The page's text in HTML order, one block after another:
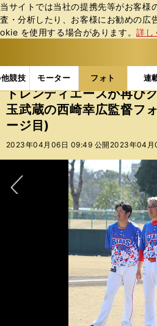
当サイトでは当社の提携先等がお客様
査・分析したり、お客様にお勧めの広
okie を使⽤する場合があります。詳し
競技 モーター フォト 連
b
ス
ポ
ル
テ
ー
バ
フォトギャラリー コラム
トレンディエースが再び
玉武蔵の西崎幸広監督フ
ージ目)
2023年04月06日 09:49 公開 2023年04月
記事前編：現役時代に対戦が嫌だった打者